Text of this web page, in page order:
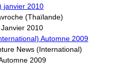
(Thaïlande)
Janvier 2010
News (International)
2009